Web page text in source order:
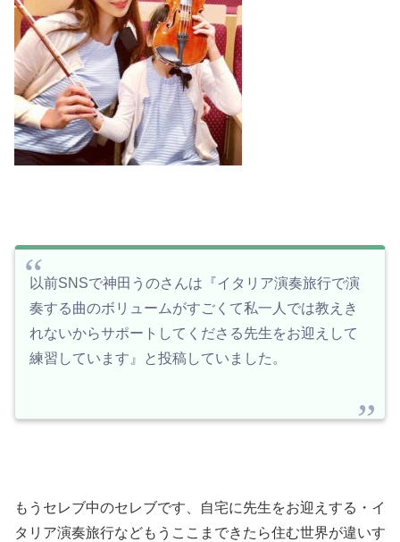
以前SNSで神田うのさんは『イタリア演奏旅行で演
奏する曲のボリュームがすごくて私一人では教えき
れないからサポートしてくださる先生をお迎えして
練習しています』と投稿していました。
もうセレブ中のセレブです、自宅に先生をお迎えする・イ
タリア演奏旅行などもうここまできたら住む世界が違いす